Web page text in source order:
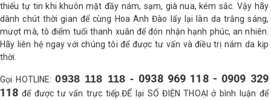
thiếu tự tin khi khuôn mặt đầy nám, sạm, già nua, kém sắc. Vậy hãy
dành chút thời gian để cùng Hoa Anh Đào lấy lại làn da trắng sáng,
mượt mà, tô điểm tuổi thanh xuân để đón nhận hạnh phúc, an nhiên.
Hãy liên hệ ngay với chúng tôi để được tư vấn và điều trị nám da kịp
thời.
Gọi HOTLINE:0938 118 118 - 0938 969 118 - 0909 329
118 để được tư vấn trực tiếp.ĐỂ lại SỐ ĐIỆN THOẠI ở bình luận để